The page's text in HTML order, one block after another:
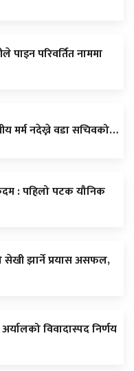
पाइन परिवर्तित नाममा
मर्म नदेख्ने वडा सचिवको…
: पहिलो पटक यौनिक
सेखी झार्ने प्रयास असफल,
विवादास्पद निर्णय